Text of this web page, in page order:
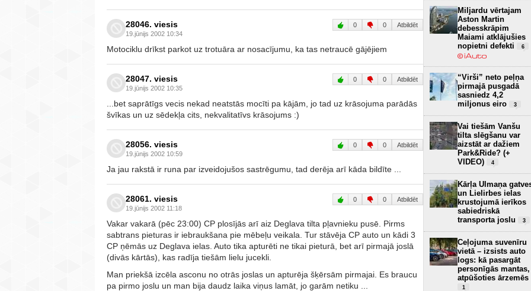
28046. viesis
19.jūnijs 2002 10:34
0 0 Atbildēt
Motociklu drīkst parkot uz trotuāra ar nosacījumu, ka tas netraucē gājējiem
28047. viesis
19.jūnijs 2002 10:35
0 0 Atbildēt
...bet saprātīgs vecis nekad neatstās mocīti pa kājām, jo tad uz krāsojuma parādās
švīkas un uz sēdekļa cits, nekvalitatīvs krāsojums :)
28056. viesis
19.jūnijs 2002 10:59
0 0 Atbildēt
Ja jau rakstā ir runa par izveidojušos sastrēgumu, tad derēja arī kāda bildīte ...
28061. viesis
19.jūnijs 2002 11:18
0 0 Atbildēt
Vakar vakarā (pēc 23:00) CP plosījās arī aiz Deglava tilta pļavnieku pusē. Pirms
sabtrans pieturas ir iebraukšana pie mēbeļu veikala. Tur stāvēja CP auto un kādi 3
CP ņēmās uz Deglava ielas. Auto tika apturēti ne tikai pieturā, bet arī pirmajā joslā
(divās kārtās), kas radīja tiešām lielu jucekli.
Man priekšā izcēla asconu no otrās joslas un apturēja šķērsām pirmajai. Es braucu
pa pirmo joslu un man bija daudz laika viņus lamāt, jo garām netiku ...
Miljardu vērtajam
Aston Martin
debesskrāpim
Maiami atklājušies
nopietni defekti
6
“Virši” neto peļņa
pirmajā pusgadā
sasniedz 4,2
miljonus eiro
3
Vai tiešām Vanšu
tilta slēgšanu var
aizstāt ar dažiem
Park&Ride? (+
VIDEO)
4
Kārļa Ulmaņa
un Lielirbes ielas
krustojumā ierīkos
sabiedriskā
transporta joslu
3
Ceļojuma suvenīru
vietā – izsists auto
logs: kā pasargāt
personīgās mantas,
atpūšoties ārzemēs
1